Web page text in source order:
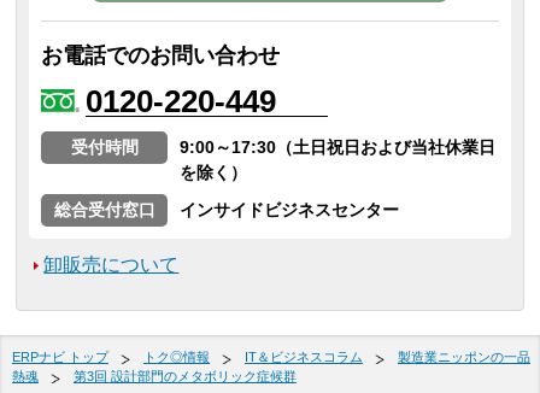
お電話でのお問い合わせ
0120-220-449
受付時間
9:00～17:30（土日祝日および当社休業日
を除く）
総合受付窓口
インサイドビジネスセンター
卸販売について
ERPナビ トップ トク◎情報 IT＆ビジネスコラム
製造業ニッポンの一品
熱魂
第3回 設計部門のメタボリック症候群